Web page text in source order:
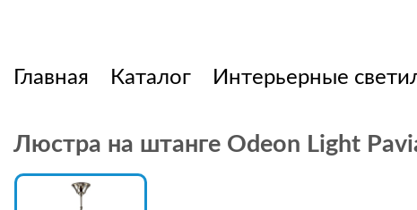
Главная Каталог Интерьерные
Люстра на штанге Odeon Light